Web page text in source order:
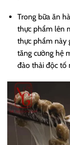
Trong bữa ăn
thực phẩm lên
thực phẩm này
tăng cường hệ
đào thải độc tố